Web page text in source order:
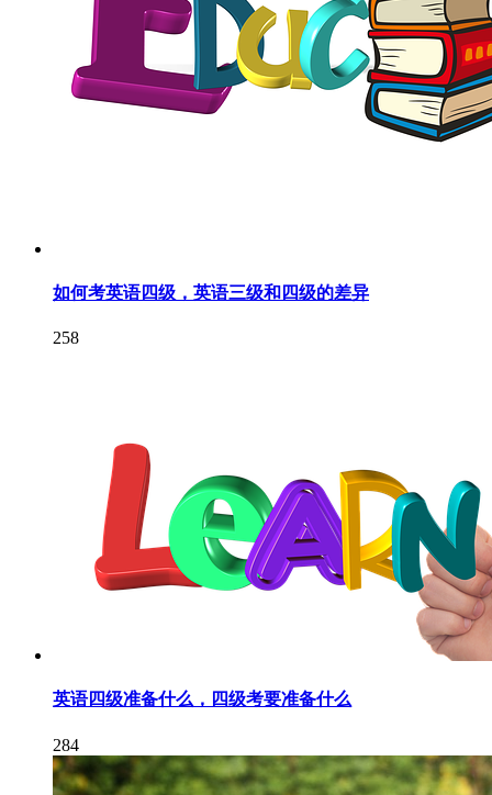
如何考英语四级，英语三级和四级的差异
258
英语四级准备什么，四级考要准备什么
284